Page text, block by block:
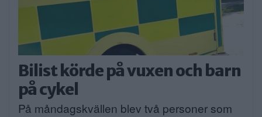
Bilist körde på vuxen och barn
på cykel
På måndagskvällen blev två personer som